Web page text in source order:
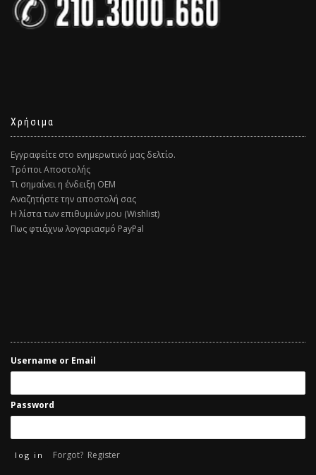
Χρήσιμα
Εγγραφείτε στο ενημερωτικό μας δελτίο.
Τρόποι Αποστολής
Τι σημαίνει η ένδειξη ΟΕΜ
Αναζητήστε την αποστολή σας
Η λίστα των επιθυμιών μου (Wishlist)
Πως φτιάχνω λογαριασμό PayPal
Username or Email
Password
Forgot? Register